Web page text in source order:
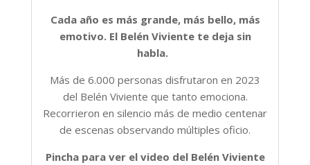
Cada año es más grande, más bello, más
emotivo. El Belén Viviente te deja sin
habla.
Más de 6.000 personas disfrutaron en 2023
del Belén Viviente que tanto emociona.
Recorrieron en silencio más de medio centenar
de escenas observando múltiples oficio.
Pincha para ver el video del Belén Viviente